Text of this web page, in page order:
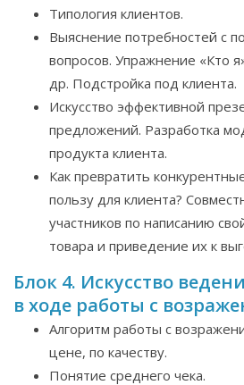
Типология клиентов.
Выяснение потребностей с
вопросов. Упражнение «Кто
др. Подстройка под клиента.
Искусство эффективной
предложений. Разработка
продукта клиента.
Как превратить
пользу для клиента?
участников по написанию
товара и приведение их к
Блок 4. Искусство
в ходе работы с
Алгоритм работы с
цене, по качеству.
Понятие среднего чека.